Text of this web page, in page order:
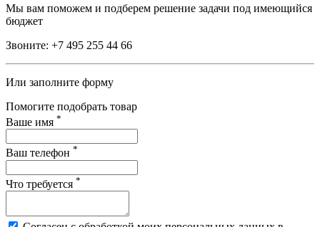
Мы вам поможем и подберем решение задачи под имеющийся
бюджет
Звоните: +7 495 255 44 66
Или заполните форму
Помогите подобрать товар
Ваше имя *
Ваш телефон *
Что требуется *